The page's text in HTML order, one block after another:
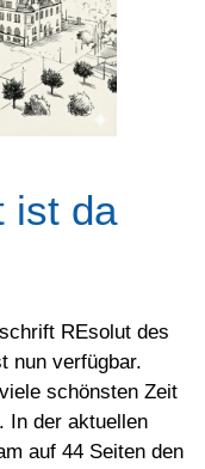
ist da
REsolut des
nun verfügbar.
schönsten Zeit
In der aktuellen
auf 44 Seiten den